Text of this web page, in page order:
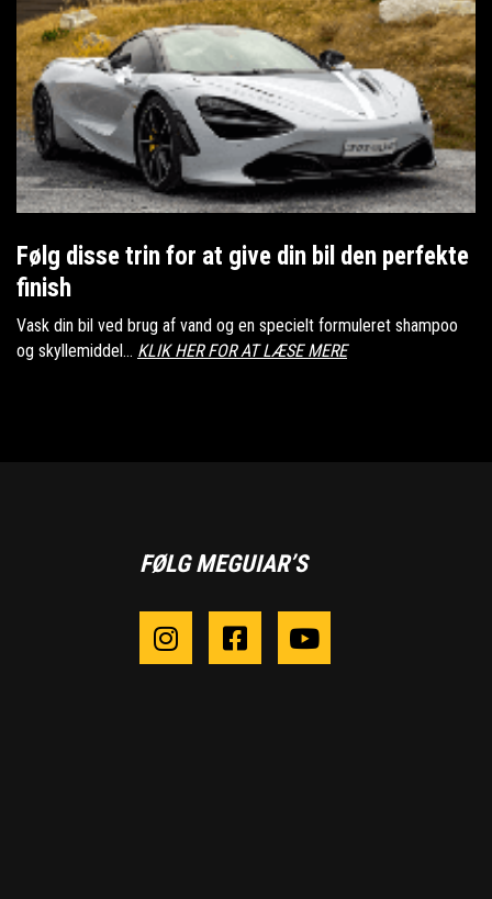
Følg disse trin for at give din bil den perfekte
finish
Vask din bil ved brug af vand og en specielt formuleret shampoo
og skyllemiddel... KLIK HER FOR AT LÆSE MERE
FØLG MEGUIAR’S